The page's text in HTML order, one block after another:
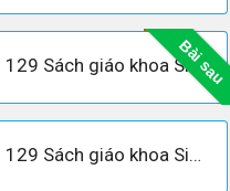
Bài sau
Câu 1 trang 129 Sách giáo khoa Sinh học 7
Câu 3 trang 129 Sách giáo khoa Sinh học 7